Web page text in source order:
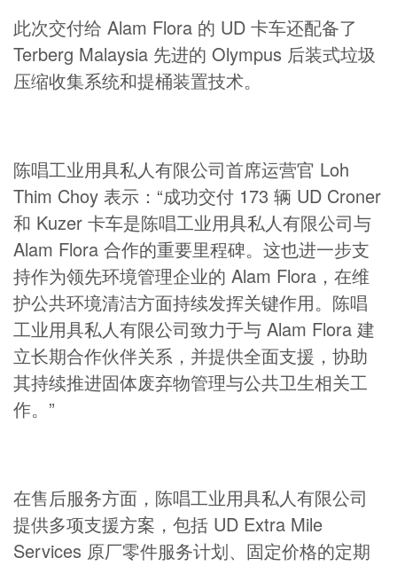
此次交付给 Alam Flora 的 UD 卡车还配备了
Terberg Malaysia 先进的 Olympus 后装式垃圾
压缩收集系统和提桶装置技术。
陈唱工业用具私人有限公司首席运营官 Loh
Thim Choy 表示：“成功交付 173 辆 UD Croner
和 Kuzer 卡车是陈唱工业用具私人有限公司与
Alam Flora 合作的重要里程碑。这也进一步支
持作为领先环境管理企业的 Alam Flora，在维
护公共环境清洁方面持续发挥关键作用。陈唱
工业用具私人有限公司致力于与 Alam Flora 建
立长期合作伙伴关系，并提供全面支援，协助
其持续推进固体废弃物管理与公共卫生相关工
作。”
在售后服务方面，陈唱工业用具私人有限公司
提供多项支援方案，包括 UD Extra Mile
Services 原厂零件服务计划、固定价格的定期